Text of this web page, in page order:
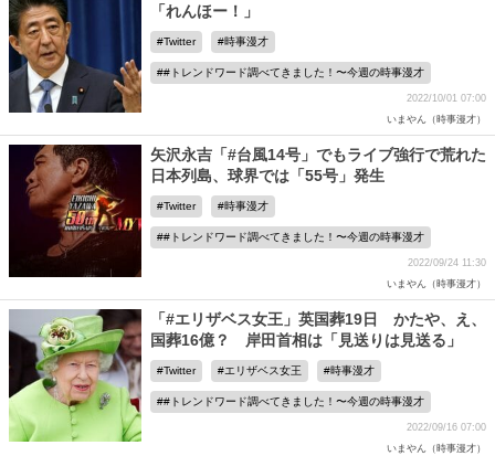
「れんほー！」
Twitter 時事漫才
#トレンドワード調べてきました！〜今週の時事漫才
2022/10/01 07:00
いまやん（時事漫才）
矢沢永吉「#台風14号」でもライブ強行で荒れた
日本列島、球界では「55号」発生
Twitter 時事漫才
#トレンドワード調べてきました！〜今週の時事漫才
2022/09/24 11:30
いまやん（時事漫才）
「#エリザベス女王」英国葬19日 かたや、え、
国葬16億？ 岸田首相は「見送りは見送る」
Twitter エリザベス女王 時事漫才
#トレンドワード調べてきました！〜今週の時事漫才
2022/09/16 07:00
いまやん（時事漫才）